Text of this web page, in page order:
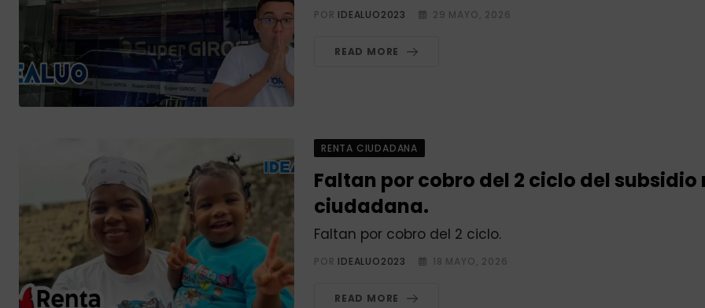
POR IDEALUO2023 29 MAYO, 2026
READ MORE
RENTA CIUDADANA
Faltan por cobro del 2 ciclo del subsidio
ciudadana.
Faltan por cobro del 2 ciclo.
POR IDEALUO2023 18 MAYO, 2026
READ MORE